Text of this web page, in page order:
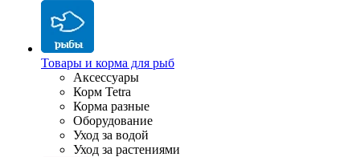
Товары и корма для рыб
Аксессуары
Корм Tetra
Корма разные
Оборудование
Уход за водой
Уход за растениями